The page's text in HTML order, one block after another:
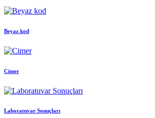
Beyaz kod
Cimer
Laboratuvar Sonuçları